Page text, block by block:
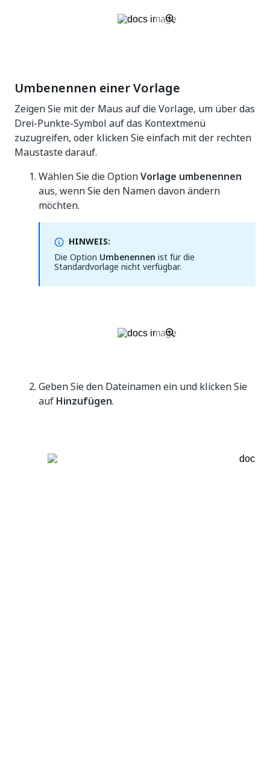
Umbenennen einer Vorlage
Zeigen Sie mit der Maus auf die Vorlage, um über das
Drei-Punkte-Symbol auf das Kontextmenü
zuzugreifen, oder klicken Sie einfach mit der rechten
Maustaste darauf.
Wählen Sie die OptionVorlage umbenennen
aus, wenn Sie den Namen davon ändern
möchten.
HINWEIS:
Die Option Umbenennen ist für die
Standardvorlage nicht verfügbar.
Geben Sie den Dateinamen ein und klicken Sie
auf Hinzufügen.